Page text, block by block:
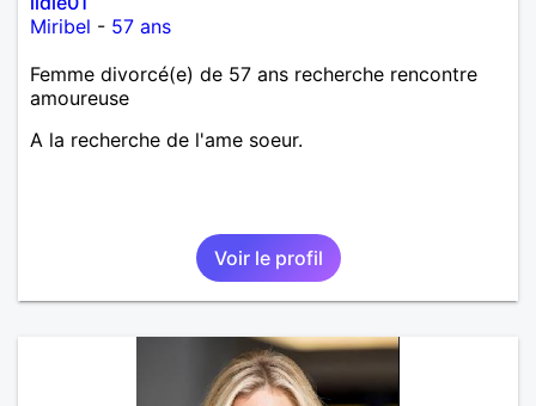
Miribel - 57 ans
Femme divorcé(e) de 57 ans recherche rencontre
amoureuse
A la recherche de l'ame soeur.
Voir le profil